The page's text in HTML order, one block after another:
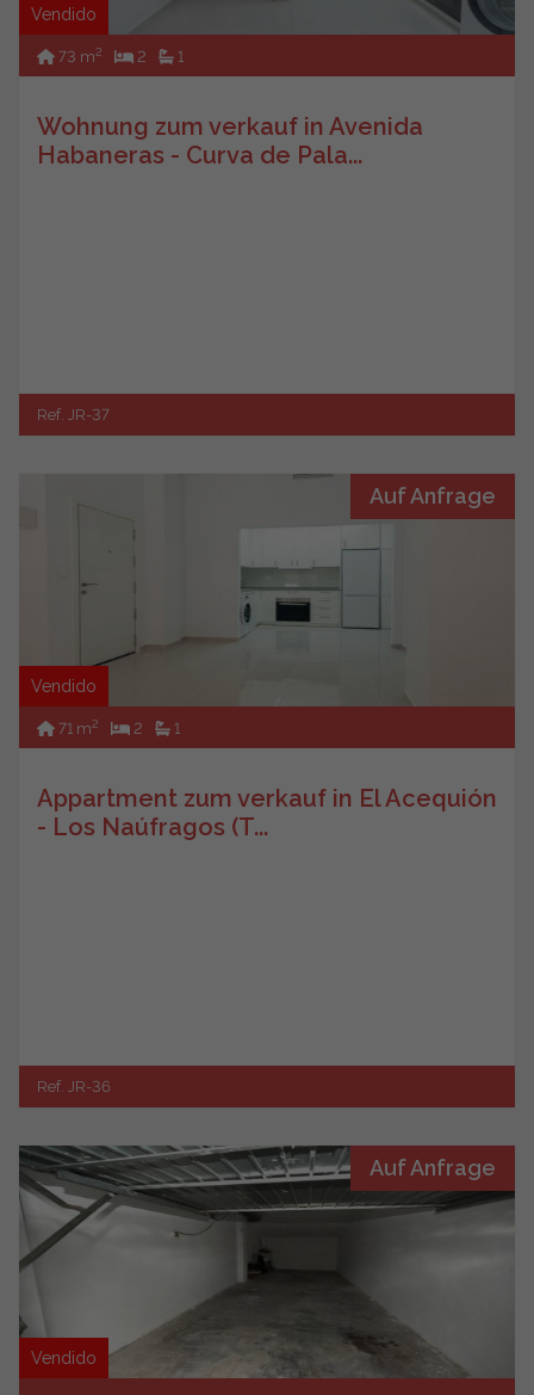
Vendido
73 m2 2 1
Wohnung zum verkauf in Avenida
Habaneras - Curva de Pala...
Ref. JR-37
Auf Anfrage
Vendido
71 m2 2 1
Appartment zum verkauf in El Acequión
- Los Naúfragos (T...
Ref. JR-36
Auf Anfrage
Vendido